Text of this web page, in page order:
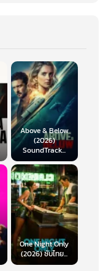
Above & Below
(2026)
SoundTrack...
One Night Only
(2026) ซับไทย...